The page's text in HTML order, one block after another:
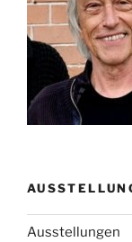
Ausstellungen